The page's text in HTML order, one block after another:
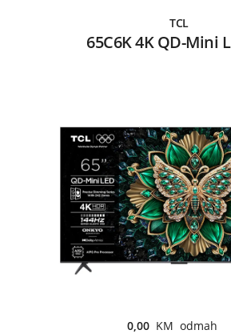
TCL
65C6K 4K QD-Mini
0,00 KM odmah